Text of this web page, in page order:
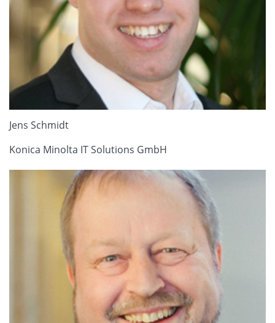
Jens Schmidt
Konica Minolta IT Solutions GmbH